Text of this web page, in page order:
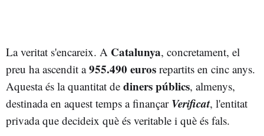
La veritat s'encareix. A Catalunya, concretament, el
preu ha ascendit a955.490 euros repartits en cinc anys.
Aquesta és la quantitat de diners públics, almenys,
destinada en aquest temps a finançar Verificat, l'entitat
privada que decideix què és veritable i què és fals.